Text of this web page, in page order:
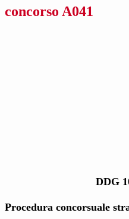
concorso A041
DDG
Procedura concorsuale